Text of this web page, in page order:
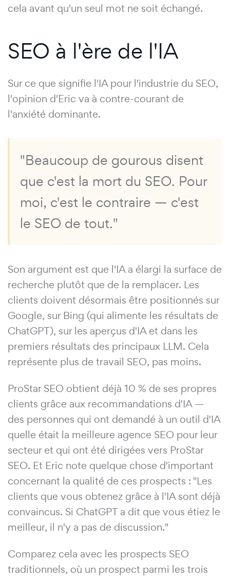
cela avant qu'un seul mot ne soit échangé.
SEO à l'ère de l'IA
Sur ce que signifie l'IA pour l'industrie du SEO,
l'opinion d'Eric va à contre-courant de
l'anxiété dominante.
"Beaucoup de gourous disent
que c'est la mort du SEO. Pour
moi, c'est le contraire — c'est
le SEO de tout."
Son argument est que l'IA a élargi la surface de
recherche plutôt que de la remplacer. Les
clients doivent désormais être positionnés sur
Google, sur Bing (qui alimente les résultats de
ChatGPT), sur les aperçus d'IA et dans les
premiers résultats des principaux LLM. Cela
représente plus de travail SEO, pas moins.
ProStar SEO obtient déjà 10 % de ses propres
clients grâce aux recommandations d'IA —
des personnes qui ont demandé à un outil d'IA
quelle était la meilleure agence SEO pour leur
secteur et qui ont été dirigées vers ProStar
SEO. Et Eric note quelque chose d'important
concernant la qualité de ces prospects : "Les
clients que vous obtenez grâce à l'IA sont déjà
convaincus. Si ChatGPT a dit que vous étiez le
meilleur, il n'y a pas de discussion."
Comparez cela avec les prospects SEO
traditionnels, où un prospect parmi les trois